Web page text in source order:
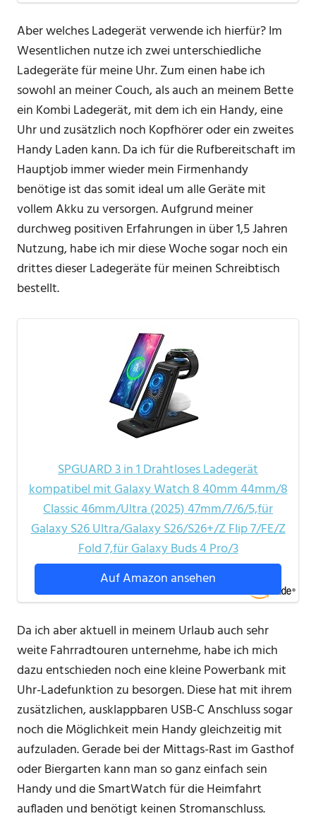
Aber welches Ladegerät verwende ich hierfür? Im
Wesentlichen nutze ich zwei unterschiedliche
Ladegeräte für meine Uhr. Zum einen habe ich
sowohl an meiner Couch, als auch an meinem Bette
ein Kombi Ladegerät, mit dem ich ein Handy, eine
Uhr und zusätzlich noch Kopfhörer oder ein zweites
Handy Laden kann. Da ich für die Rufbereitschaft im
Hauptjob immer wieder mein Firmenhandy
benötige ist das somit ideal um alle Geräte mit
vollem Akku zu versorgen. Aufgrund meiner
durchweg positiven Erfahrungen in über 1,5 Jahren
Nutzung, habe ich mir diese Woche sogar noch ein
drittes dieser Ladegeräte für meinen Schreibtisch
bestellt.
SPGUARD 3 in 1 Drahtloses Ladegerät
kompatibel mit Galaxy Watch 8 40mm 44mm/8
Classic 46mm/Ultra (2025) 47mm/7/6/5,für
Galaxy S26 Ultra/Galaxy S26/S26+/Z Flip 7/FE/Z
Fold 7,für Galaxy Buds 4 Pro/3
Auf Amazon ansehen
Da ich aber aktuell in meinem Urlaub auch sehr
weite Fahrradtouren unternehme, habe ich mich
dazu entschieden noch eine kleine Powerbank mit
Uhr-Ladefunktion zu besorgen. Diese hat mit ihrem
zusätzlichen, ausklappbaren USB-C Anschluss sogar
noch die Möglichkeit mein Handy gleichzeitig mit
aufzuladen. Gerade bei der Mittags-Rast im Gasthof
oder Biergarten kann man so ganz einfach sein
Handy und die SmartWatch für die Heimfahrt
aufladen und benötigt keinen Stromanschluss.